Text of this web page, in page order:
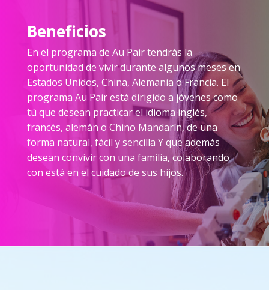
Beneficios
En el programa de Au Pair tendrás la
oportunidad de vivir durante algunos meses en
Estados Unidos, China, Alemania o Francia. El
programa Au Pair está dirigido a jóvenes como
tú que desean practicar el idioma inglés,
francés, alemán o Chino Mandarín, de una
forma natural, fácil y sencilla Y que además
desean convivir con una familia, colaborando
con está en el cuidado de sus hijos.